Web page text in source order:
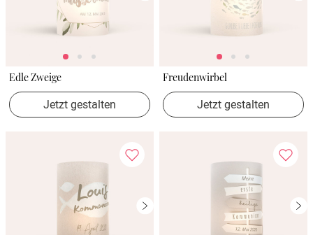
Edle Zweige
Jetzt gestalten
Freudenwirbel
Jetzt gestalten